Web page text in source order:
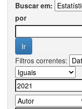
Buscar em:
por
Filtros correntes: